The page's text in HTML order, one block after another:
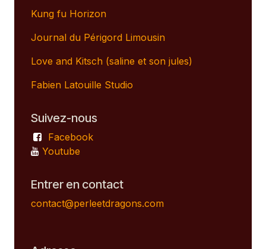
Kung fu Horizon
Journal du Périgord Limousin
Love and Kitsch (saline et son jules)
Fabien Latouille Studio
Suivez-nous
Facebook
Youtube
Entrer en contact
contact@perleetdragons.com